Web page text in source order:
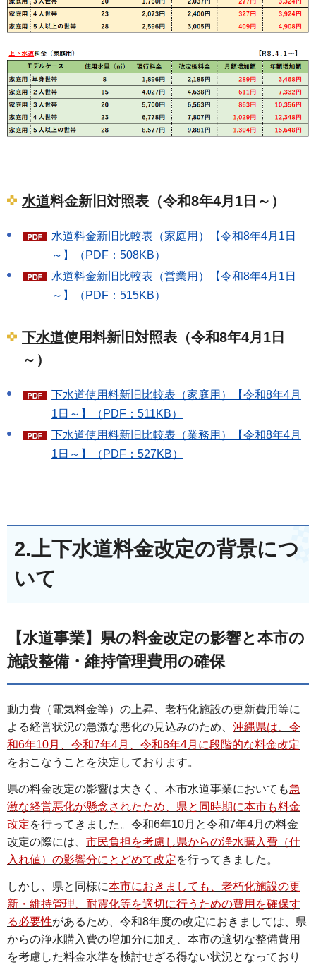
水道料金新旧対照表（令和8年4月1日～）
水道料金新旧比較表（家庭用）【令和8年4月1日
～】（PDF：508KB）
水道料金新旧比較表（営業用）【令和8年4月1日
～】（PDF：515KB）
下水道使用料新旧対照表（令和8年4月1日
～）
下水道使用料新旧比較表（家庭用）【令和8年4月
1日～】（PDF：511KB）
下水道使用料新旧比較表（業務用）【令和8年4月
1日～】（PDF：527KB）
2.上下水道料金改定の背景につ
いて
【水道事業】県の料金改定の影響と本市の
施設整備・維持管理費用の確保
動力費（電気料金等）の上昇、老朽化施設の更新費用等に
よる経営状況の急激な悪化の見込みのため、 沖縄県は、令
和6年10月、令和7年4月、令和8年4月に段階的な料金改定
をおこなうことを決定しております。
県の料金改定の影響は大きく、本市水道事業においても急
激な経営悪化が懸念されたため、県と同時期に本市も料金
改定を行ってきました。令和6年10月と令和7年4月の料金
改定の際には、 市民負担を考慮し県からの浄水購入費（仕
入れ値）の影響分にとどめて改定を行ってきました。
しかし、県と同様に本市におきましても、老朽化施設の更
新・維持管理、耐震化等を適切に行うための費用を確保す
る必要性があるため、令和8年度の改定におきましては、県
からの浄水購入費の増加分に加え、本市の適切な整備費用
を考慮した料金水準を検討せざる得ない状況となっており